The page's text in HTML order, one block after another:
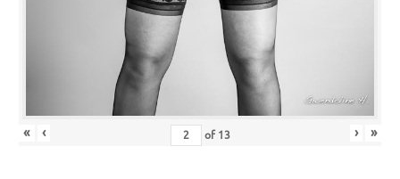
« ‹ of 13 › »